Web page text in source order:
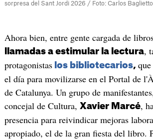
sorpresa del Sant Jordi 2026 / Foto: Carlos Baglietto
Ahora bien, entre gente cargada de
llamadas a estimular la lectura,
protagonistas los bibliotecarios,
el día para movilizarse en el Portal de
de Catalunya. Un grupo de
concejal de Cultura, Xavier Marcé,
presencia para reivindicar mejoras
apropiado, el de la gran fiesta del libro.